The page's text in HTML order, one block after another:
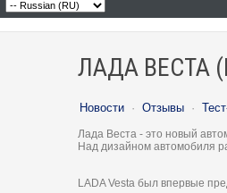
ЛАДА ВЕСТА
Новости · Отзывы ·
Лада Веста - это новый
Над дизайном автомобиля
LADA Vesta был впервые